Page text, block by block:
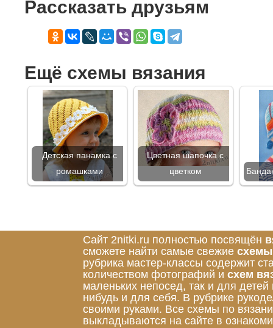
Рассказать друзьям
Ещё схемы вязания
Детская панамка с
ромашками
Цветная шапочка с
цветком
Сайт 2nitki.ru полностью посвящён
сможете найти самые свежие схемы
рубрика мастер-классы содержит
количеством фотографий и схем
маленьких непосед, так и для
нибудь и для себя. В рубрике
своими руками. Все схемы по
выкладываются на сайте в